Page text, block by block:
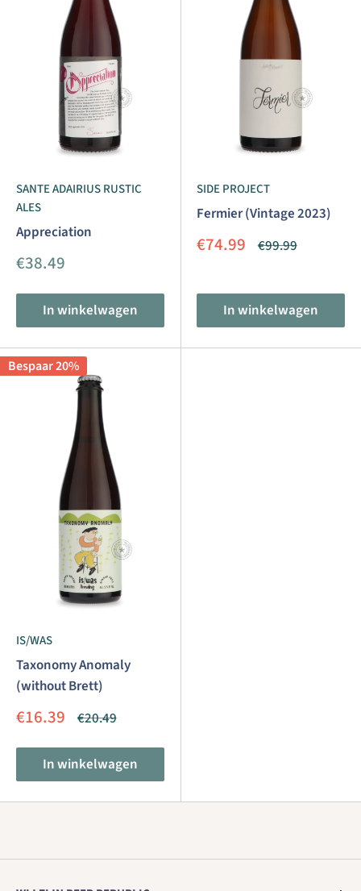
SANTE ADAIRIUS RUSTIC
ALES
Appreciation
Aanbiedingsprijs
€38.49
In winkelwagen
SIDE PROJECT
Fermier (Vintage 2023)
Aanbiedingsprijs
€74.99 Normale
€99.99
In winkelwagen
Bespaar 20%
IS/WAS
Taxonomy Anomaly
(without Brett)
Aanbiedingsprijs
€16.39 Normale
€20.49
In winkelwagen